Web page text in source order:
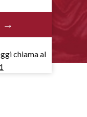
chiama al